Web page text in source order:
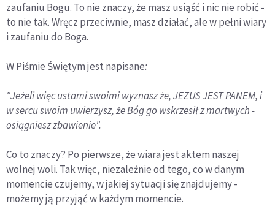
zaufaniu Bogu. To nie znaczy, że masz usiąść i nic nie robić -
to nie tak. Wręcz przeciwnie, masz działać, ale w pełni wiary
i zaufaniu do Boga.
W Piśmie Świętym jest napisane:
"Jeżeli więc ustami swoimi wyznasz że, JEZUS JEST PANEM, i
w sercu swoim uwierzysz, że Bóg go wskrzesił z martwych -
osiągniesz zbawienie".
Co to znaczy? Po pierwsze, że wiara jest aktem naszej
wolnej woli. Tak więc, niezależnie od tego, co w danym
momencie czujemy, w jakiej sytuacji się znajdujemy -
możemy ją przyjąć w każdym momencie.